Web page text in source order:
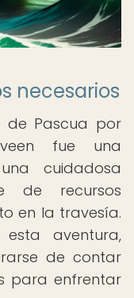
necesarios
de Pascua por
fue una
cuidadosa
de recursos
en la travesía.
aventura,
de contar
para enfrentar